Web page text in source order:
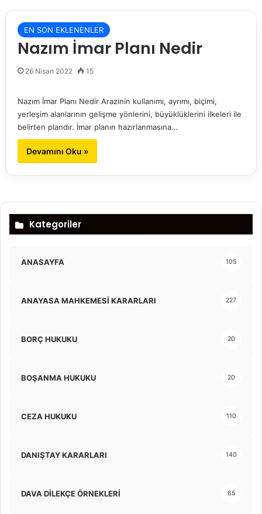
EN SON EKLENENLER
Nazım İmar Planı Nedir
26 Nisan 2022 15
Nazım İmar Planı Nedir Arazinin kullanımı, ayrımı, biçimi,
yerleşim alanlarının gelişme yönlerini, büyüklüklerini ilkeleri ile
belirten plandır. İmar planın hazırlanmasına…
Devamını Oku »
Kategoriler
ANASAYFA 105
ANAYASA MAHKEMESİ KARARLARI 227
BORÇ HUKUKU 20
BOŞANMA HUKUKU 20
CEZA HUKUKU 110
DANIŞTAY KARARLARI 140
DAVA DİLEKÇE ÖRNEKLERİ 65